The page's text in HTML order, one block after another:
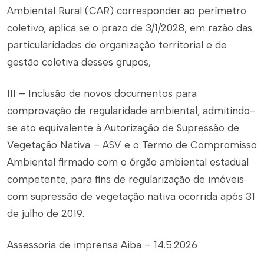
Ambiental Rural (CAR) corresponder ao perímetro
coletivo, aplica se o prazo de 3/1/2028, em razão das
particularidades de organização territorial e de
gestão coletiva desses grupos;
III – Inclusão de novos documentos para
comprovação de regularidade ambiental, admitindo-
se ato equivalente à Autorização de Supressão de
Vegetação Nativa – ASV e o Termo de Compromisso
Ambiental firmado com o órgão ambiental estadual
competente, para fins de regularização de imóveis
com supressão de vegetação nativa ocorrida após 31
de julho de 2019.
Assessoria de imprensa Aiba – 14.5.2026